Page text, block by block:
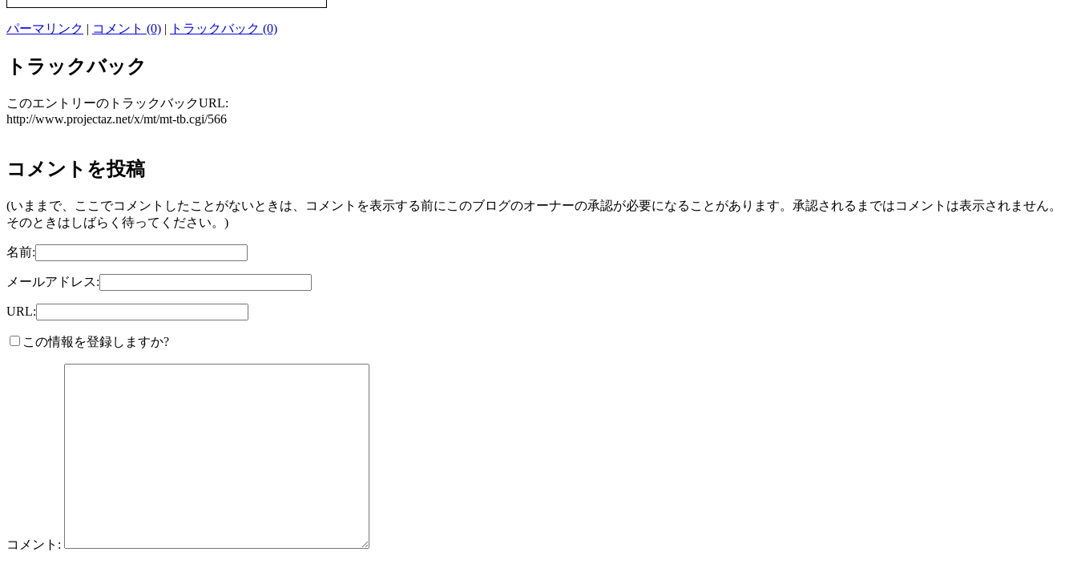
パーマリンク | コメント (0) | トラックバック (0)
トラックバック
このエントリーのトラックバックURL:
http://www.projectaz.net/x/mt/mt-tb.cgi/566
コメントを投稿
(いままで、ここでコメントしたことがないときは、コメントを表示する前にこのブログのオーナーの承認が必要になることがあります。承認されるまではコメントは表示されません。
そのときはしばらく待ってください。)
名前:
メールアドレス:
URL:
この情報を登録しますか?
コメント: